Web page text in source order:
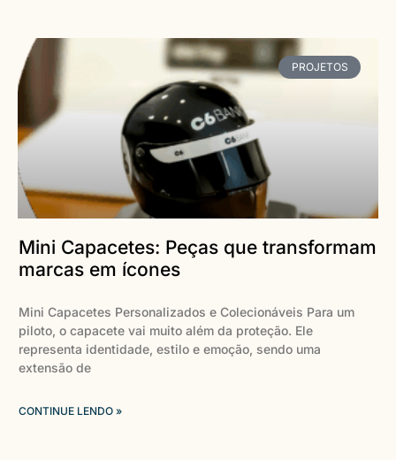
PROJETOS
Mini Capacetes: Peças que transformam
marcas em ícones
Mini Capacetes Personalizados e Colecionáveis Para um
piloto, o capacete vai muito além da proteção. Ele
representa identidade, estilo e emoção, sendo uma
extensão de
CONTINUE LENDO »